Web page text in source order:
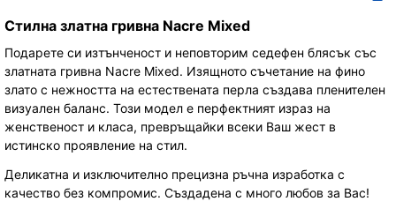
Стилна златна гривна Nacre Mixed
Подарете си изтънченост и неповторим седефен блясък със
златната гривна Nacre Mixed. Изящното съчетание на фино
злато с нежността на естествената перла създава пленителен
визуален баланс. Този модел е перфектният израз на
женственост и класа, превръщайки всеки Ваш жест в
истинско проявление на стил.
Деликатна и изключително прецизна ръчна изработка с
качество без компромис. Създадена с много любов за Вас!